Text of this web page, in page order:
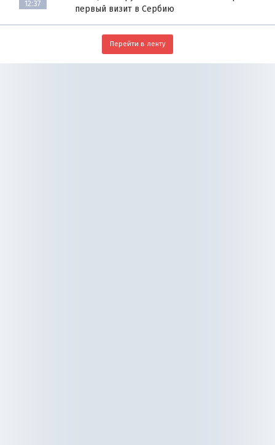
12:37
первый визит в Сербию
Перейти в ленту